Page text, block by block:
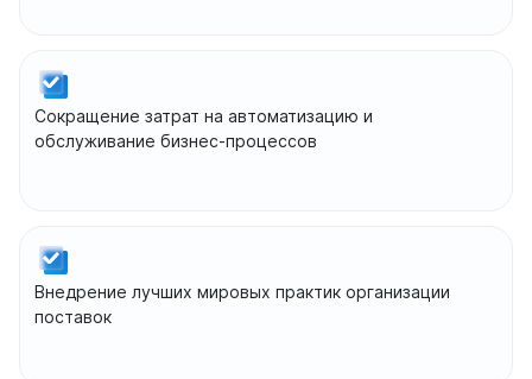
Сокращение затрат на автоматизацию и
обслуживание бизнес-процессов
Внедрение лучших мировых практик организации
поставок